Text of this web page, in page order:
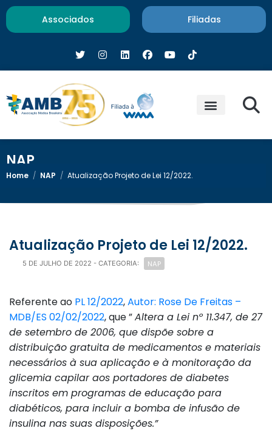
Associados Filiadas
NAP
Home / NAP / Atualização Projeto de Lei 12/2022.
Atualização Projeto de Lei 12/2022.
5 DE JULHO DE 2022 - CATEGORIA: NAP
Referente ao PL 12/2022,Autor: Rose De Freitas –
MDB/ES 02/02/2022, que ”Altera a Lei nº 11.347, de 27
de setembro de 2006, que dispõe sobre a
distribuição gratuita de medicamentos e materiais
necessários à sua aplicação e à monitoração da
glicemia capilar aos portadores de diabetes
inscritos em programas de educação para
diabéticos, para incluir a bomba de infusão de
insulina nas suas disposições.”